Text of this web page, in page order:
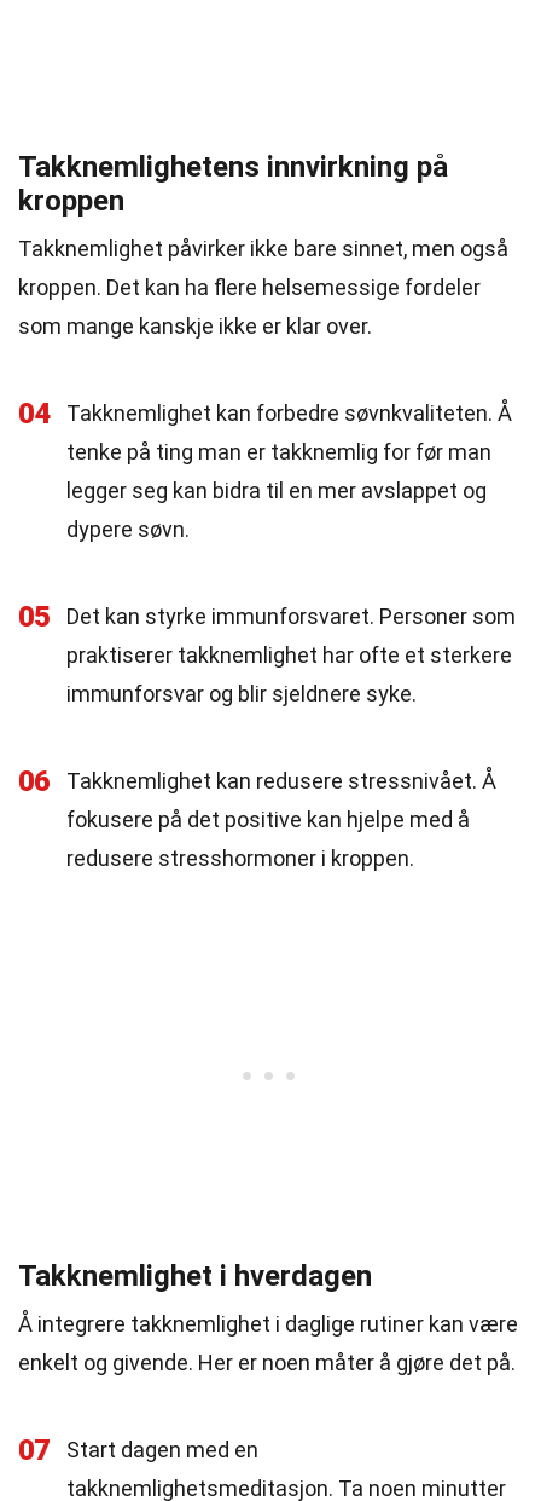
Takknemlighetens innvirkning på
kroppen
Takknemlighet påvirker ikke bare sinnet, men også
kroppen. Det kan ha flere helsemessige fordeler
som mange kanskje ikke er klar over.
04
Takknemlighet kan forbedre søvnkvaliteten. Å
tenke på ting man er takknemlig for før man
legger seg kan bidra til en mer avslappet og
dypere søvn.
05
Det kan styrke immunforsvaret. Personer som
praktiserer takknemlighet har ofte et sterkere
immunforsvar og blir sjeldnere syke.
06
Takknemlighet kan redusere stressnivået. Å
fokusere på det positive kan hjelpe med å
redusere stresshormoner i kroppen.
Takknemlighet i hverdagen
Å integrere takknemlighet i daglige rutiner kan være
enkelt og givende. Her er noen måter å gjøre det på.
07
Start dagen med en
takknemlighetsmeditasjon. Ta noen minutter